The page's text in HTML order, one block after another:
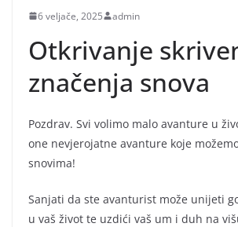
6 veljače, 2025 admin
Otkrivanje
značenja snova
Pozdrav. Svi volimo malo avanture u
one nevjerojatne avanture koje
snovima!
Sanjati da ste avanturist može unijeti
u vaš život te uzdići vaš um i duh na